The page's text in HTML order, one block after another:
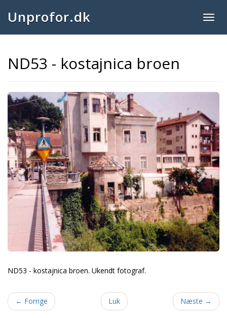
Unprofor.dk
ND53 - kostajnica broen
Previous
ND53 - kostajnica broen. Ukendt fotograf.
← Forrige Luk Næste →